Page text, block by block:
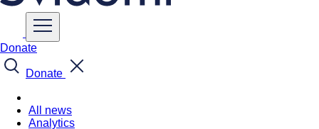
Donate
Donate
All news
Analytics